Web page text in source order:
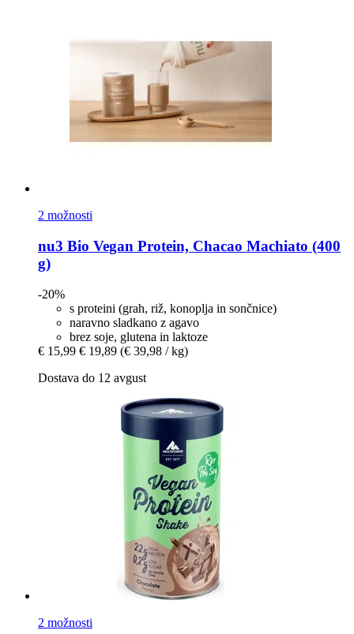
2 možnosti
nu3 Bio Vegan Protein, Chacao Machiato (400
g)
-20%
s proteini (grah, riž, konoplja in sončnice)
naravno sladkano z agavo
brez soje, glutena in laktoze
€ 15,99 € 19,89 (€ 39,98 / kg)
Dostava do 12 avgust
2 možnosti